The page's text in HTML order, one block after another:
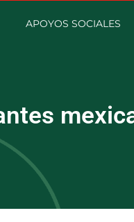
APOYOS SOCIALES